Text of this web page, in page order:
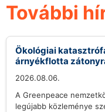
További
Ökológiai
árnyékflotta
2026.08.06.
A Greenpeace
legújabb közleménye